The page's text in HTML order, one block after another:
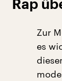
Rap
Zur
es